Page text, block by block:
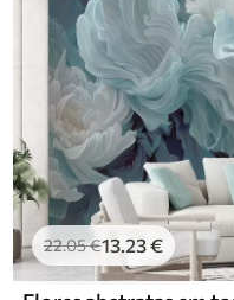
22.05€13.23€